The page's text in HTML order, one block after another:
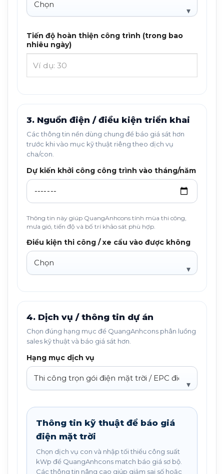
Tiến độ hoàn thiện công trình (trong bao
nhiêu ngày)
3. Nguồn điện / điều kiện triển khai
Các thông tin nền dùng chung để báo giá sát hơn
trước khi vào mục kỹ thuật riêng theo dịch vụ
cha/con.
Dự kiến khởi công công trình vào tháng/năm
Thông tin này giúp QuangAnhcons tính mùa thi công,
mưa gió, tiến độ và bố trí khảo sát phù hợp.
Điều kiện thi công / xe cẩu vào được không
4. Dịch vụ / thông tin dự án
Chọn đúng hạng mục để QuangAnhcons phân luồng
sales kỹ thuật và báo giá sát hơn.
Hạng mục dịch vụ
Thông tin kỹ thuật để báo giá
điện mặt trời
Chọn dịch vụ con và nhập tối thiểu công suất
kWp để QuangAnhcons match báo giá sơ bộ.
Các thông tin nâng cao giúp giảm sai số hoặc